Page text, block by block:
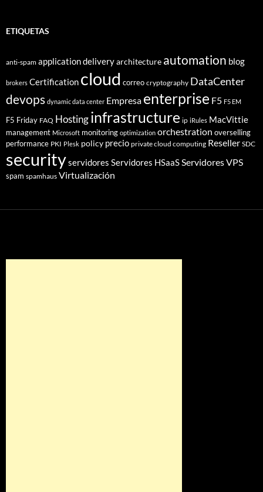
ETIQUETAS
anti-spam application deliveryarchitecture automation blog
brokers Certification cloud correo cryptography DataCenter
devops dynamic data center Empresa enterprise F5 F5 EM
F5 Friday FAQ Hostinginfrastructure ip iRules MacVittie
management Microsoft monitoring optimization orchestration overselling
performance PKI Plesk policy precio private cloud computing Reseller SDC
securityservidores Servidores HSaaSServidores VPS
spam spamhaus Virtualización